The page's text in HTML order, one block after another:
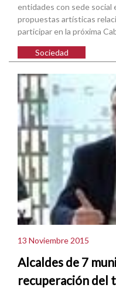
entidades con sede social
propuestas artísticas
participar en la próxima
Sociedad
13 Noviembre 2015
Alcaldes de 7
recuperación del